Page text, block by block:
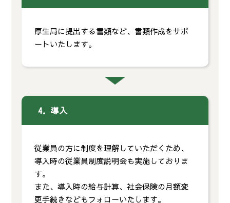
厚生局に提出する書類など、書類作成をサポ
ートいたします。
4．導入
従業員の方に制度を理解していただくため、
導入時の従業員制度説明会も実施しておりま
す。
また、導入時の給与計算、社会保険の月額変
更手続きなどもフォローいたします。